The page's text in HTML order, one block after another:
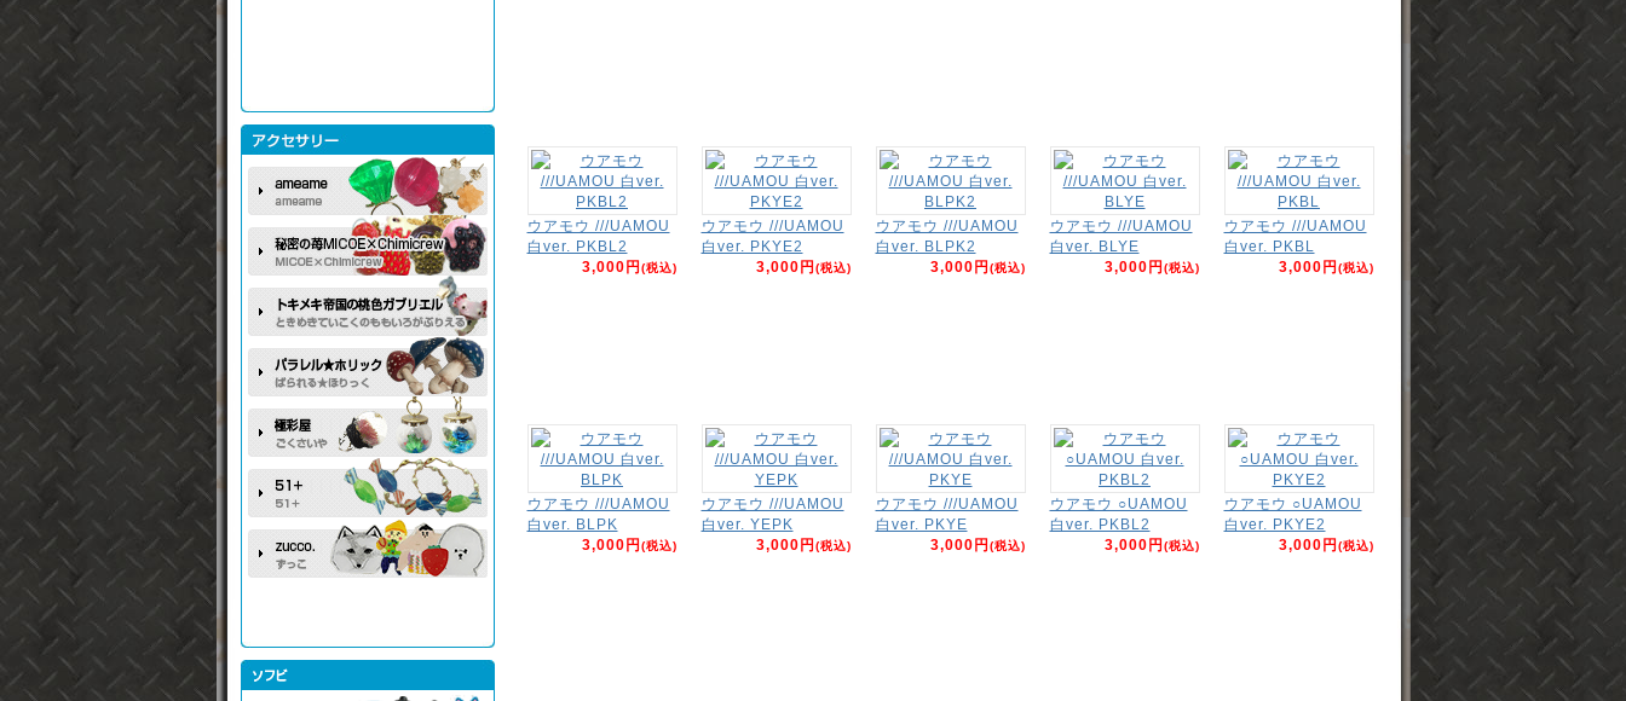
ウアモウ ///UAMOU
白ver. PKBL2
3,000円(税込)
ウアモウ ///UAMOU
白ver. PKYE2
3,000円(税込)
ウアモウ ///UAMOU
白ver. BLPK2
3,000円(税込)
ウアモウ ///UAMOU
白ver. BLYE
3,000円(税込)
ウアモウ ///UAMOU
白ver. PKBL
3,000円(税込)
ウアモウ ///UAMOU
白ver. BLPK
3,000円(税込)
ウアモウ ///UAMOU
白ver. YEPK
3,000円(税込)
ウアモウ ///UAMOU
白ver. PKYE
3,000円(税込)
ウアモウ ○UAMOU
白ver. PKBL2
3,000円(税込)
ウアモウ ○UAMOU
白ver. PKYE2
3,000円(税込)